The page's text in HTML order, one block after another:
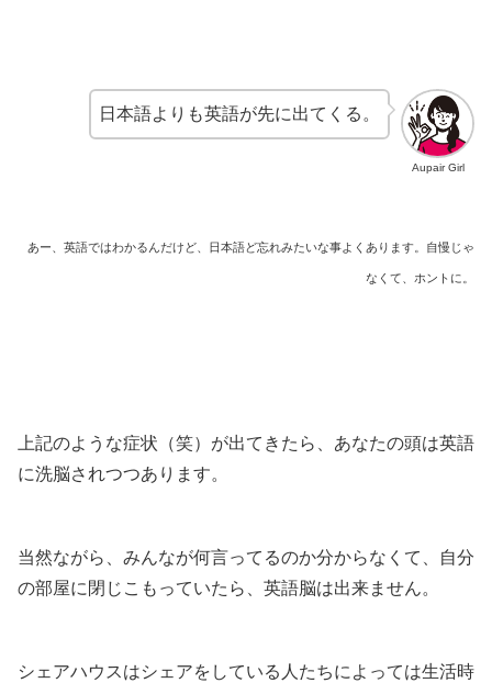
Aupair Girl
日本語よりも英語が先に出てくる。
あー、英語ではわかるんだけど、日本語ど忘れみたいな事よくあります。自慢じゃ
なくて、ホントに。
上記のような症状（笑）が出てきたら、あなたの頭は英語
に洗脳されつつあります。
当然ながら、みんなが何言ってるのか分からなくて、自分
の部屋に閉じこもっていたら、英語脳は出来ません。
シェアハウスはシェアをしている人たちによっては生活時